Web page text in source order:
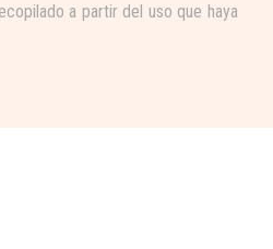
a partir del uso que haya